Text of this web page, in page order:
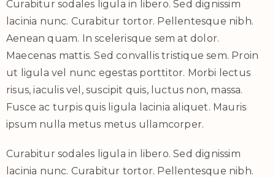
Curabitur sodales ligula in libero. Sed dignissim
lacinia nunc. Curabitur tortor. Pellentesque nibh.
Aenean quam. In scelerisque sem at dolor.
Maecenas mattis. Sed convallis tristique sem. Proin
ut ligula vel nunc egestas porttitor. Morbi lectus
risus, iaculis vel, suscipit quis, luctus non, massa.
Fusce ac turpis quis ligula lacinia aliquet. Mauris
ipsum nulla metus metus ullamcorper.
Curabitur sodales ligula in libero. Sed dignissim
lacinia nunc. Curabitur tortor. Pellentesque nibh.